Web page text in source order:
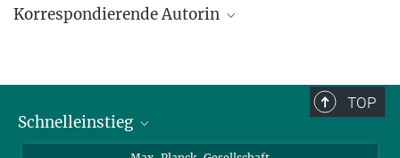
Korrespondierende Autorin
Elena.Hassinger@cpfs.mpg.de
TOP
Schnelleinstieg
Ansprechpartner*innen